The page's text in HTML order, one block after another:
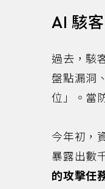
AI 駭
過去，駭
盤點漏洞
位」。當
今年初，
暴露出數
的攻擊任